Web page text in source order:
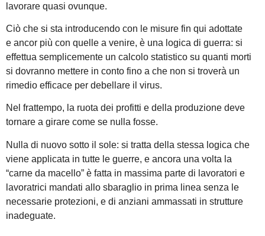
lavorare quasi ovunque.
Ciò che si sta introducendo con le misure fin qui adottate
e ancor più con quelle a venire, è una logica di guerra: si
effettua semplicemente un calcolo statistico su quanti morti
si dovranno mettere in conto fino a che non si troverà un
rimedio efficace per debellare il virus.
Nel frattempo, la ruota dei profitti e della produzione deve
tornare a girare come se nulla fosse.
Nulla di nuovo sotto il sole: si tratta della stessa logica che
viene applicata in tutte le guerre, e ancora una volta la
“carne da macello” è fatta in massima parte di lavoratori e
lavoratrici mandati allo sbaraglio in prima linea senza le
necessarie protezioni, e di anziani ammassati in strutture
inadeguate.